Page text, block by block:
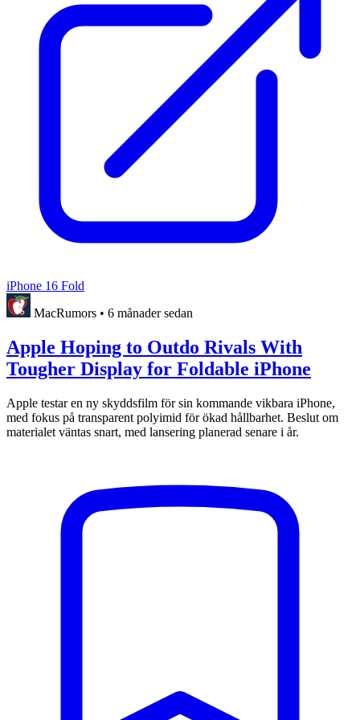
iPhone 16 Fold
MacRumors • 6 månader sedan
Apple Hoping to Outdo Rivals With
Tougher Display for Foldable iPhone
Apple testar en ny skyddsfilm för sin kommande vikbara iPhone,
med fokus på transparent polyimid för ökad hållbarhet. Beslut om
materialet väntas snart, med lansering planerad senare i år.